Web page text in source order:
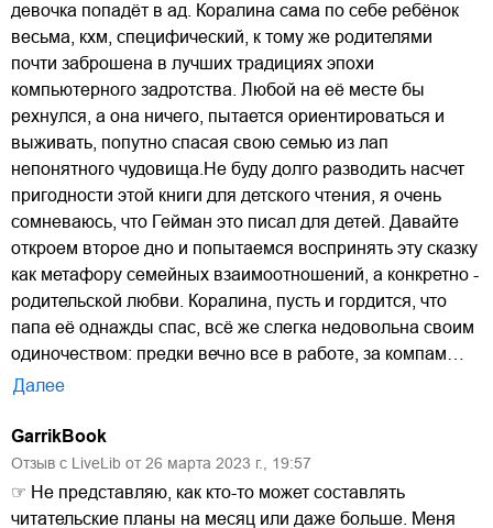
девочка попадёт в ад. Коралина сама по себе ребёнок
весьма, кхм, специфический, к тому же родителями
почти заброшена в лучших традициях эпохи
компьютерного задротства. Любой на её месте бы
рехнулся, а она ничего, пытается ориентироваться и
выживать, попутно спасая свою семью из лап
непонятного чудовища.Не буду долго разводить насчет
пригодности этой книги для детского чтения, я очень
сомневаюсь, что Гейман это писал для детей. Давайте
откроем второе дно и попытаемся воспринять эту сказку
как метафору семейных взаимоотношений, а конкретно -
родительской любви. Коралина, пусть и гордится, что
папа её однажды спас, всё же слегка недовольна своим
одиночеством: предки вечно все в работе, за компам…
Далее
GarrikBook
Отзыв с LiveLib от 26 марта 2023 г., 19:57
☞ Не представляю, как кто-то может составлять
читательские планы на месяц или даже больше. Меня